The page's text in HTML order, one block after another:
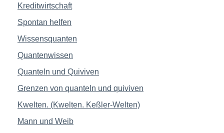
Kreditwirtschaft
Spontan helfen
Wissensquanten
Quantenwissen
Quanteln und Quiviven
Grenzen von quanteln und quiviven
Kwelten. (Kwelten. Keßler-Welten)
Mann und Weib